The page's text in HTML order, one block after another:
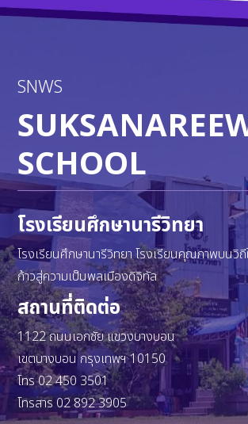
SNWS
SCHOOL
โรงเรียนศึกษานารีวิทยา
โรงเรียนศึกษานารีวิทยา โรงเรียนคุณภาพบนวิถี
ก้าวสู่ความเป็นพลเมืองดิจิทัล
สถานที่ติดต่อ
1122 ถนนเอกชัย แขวงบางบอน
เขตบางบอน กรุงเทพฯ 10150
โทร 02 450 3501
โทรสาร 02 892 3905